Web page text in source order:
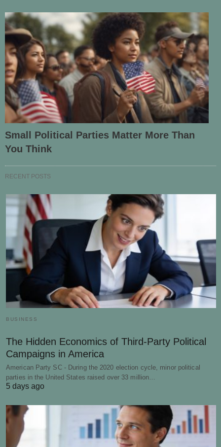
Small Political Parties Matter More Than
You Think
RECENT POSTS
BUSINESS
The Hidden Economics of Third-Party Political
Campaigns in America
American Party SC - During the 2020 election cycle, minor political
parties in the United States raised over 33 million…
5 days ago